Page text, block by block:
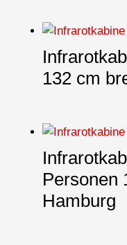
132 cm
Personen
Hamburg